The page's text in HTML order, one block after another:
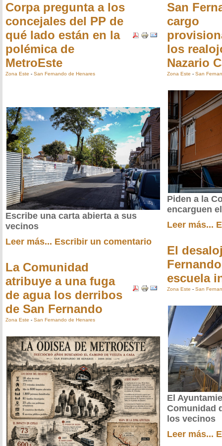
Corpa pregunta a los
concejales del PP de
qué lado están en la
polémica de
MetroEste
Zona Este - San Fernando de Henares
Escribe una carta abierta a sus
vecinos
Leer más... Escribir un comentario
La Comunidad
atribuye a una fuga
de agua los derribos
de San Fernando
Zona Este - San Fernando de Henares
San
cargo
los
Nazario
Zona Este - San
Piden a la
encarguen
Leer más...
El
escuela
Zona Este - San
El
Comunidad
los vecinos
Leer más...